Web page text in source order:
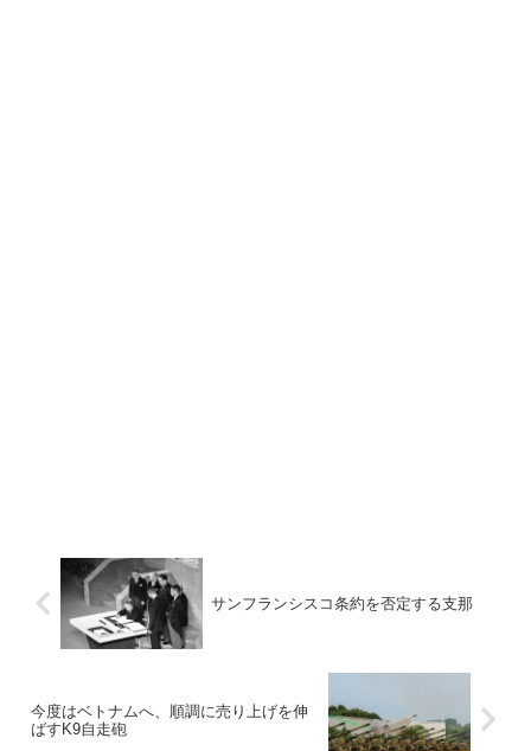
サンフランシスコ条約を否定する支那
今度はベトナムへ、順調に売り上げを伸
ばすK9自走砲